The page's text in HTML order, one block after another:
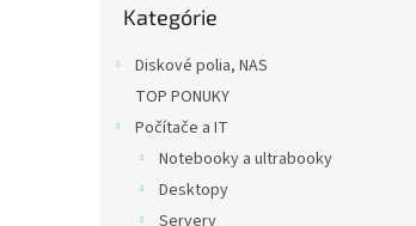
kategórie
Kategórie
Diskové polia, NAS
TOP PONUKY
Počítače a IT
Notebooky a ultrabooky
Desktopy
Servery